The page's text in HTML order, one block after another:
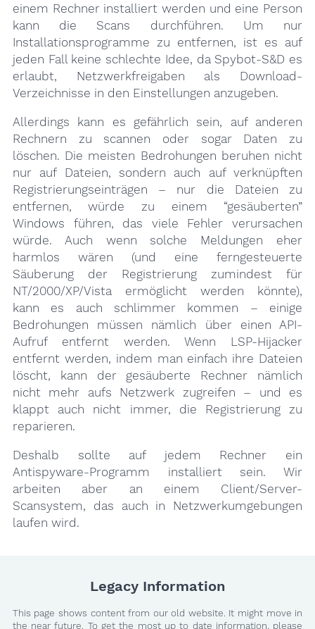
einem Rechner installiert werden und eine Person
kann die Scans durchführen. Um nur
Installationsprogramme zu entfernen, ist es auf
jeden Fall keine schlechte Idee, da Spybot-S&D es
erlaubt, Netzwerkfreigaben als Download-
Verzeichnisse in den Einstellungen anzugeben.
Allerdings kann es gefährlich sein, auf anderen
Rechnern zu scannen oder sogar Daten zu
löschen. Die meisten Bedrohungen beruhen nicht
nur auf Dateien, sondern auch auf verknüpften
Registrierungseinträgen – nur die Dateien zu
entfernen, würde zu einem “gesäuberten”
Windows führen, das viele Fehler verursachen
würde. Auch wenn solche Meldungen eher
harmlos wären (und eine ferngesteuerte
Säuberung der Registrierung zumindest für
NT/2000/XP/Vista ermöglicht werden könnte),
kann es auch schlimmer kommen – einige
Bedrohungen müssen nämlich über einen API-
Aufruf entfernt werden. Wenn LSP-Hijacker
entfernt werden, indem man einfach ihre Dateien
löscht, kann der gesäuberte Rechner nämlich
nicht mehr aufs Netzwerk zugreifen – und es
klappt auch nicht immer, die Registrierung zu
reparieren.
Deshalb sollte auf jedem Rechner ein
Antispyware-Programm installiert sein. Wir
arbeiten aber an einem Client/Server-
Scansystem, das auch in Netzwerkumgebungen
laufen wird.
Legacy Information
This page shows content from our old website. It might move in
the near future. To get the most up to date information, please